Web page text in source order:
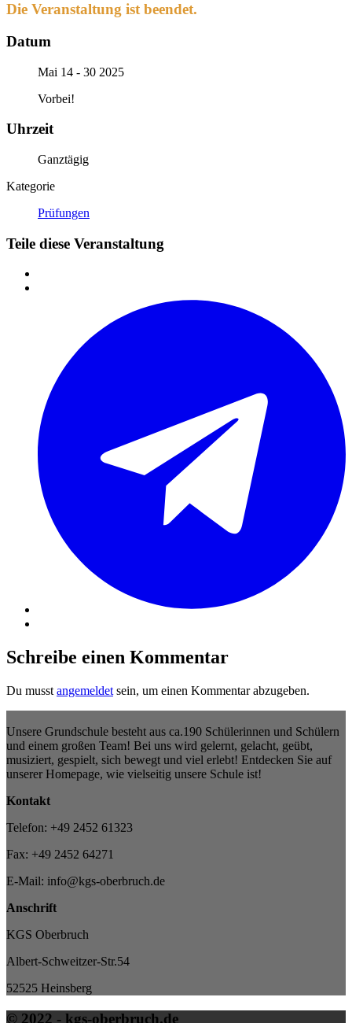
Die Veranstaltung ist beendet.
Datum
Mai 14 - 30 2025
Vorbei!
Uhrzeit
Ganztägig
Kategorie
Prüfungen
Teile diese Veranstaltung
Schreibe einen Kommentar
Du musst angemeldet sein, um einen Kommentar abzugeben.
Unsere Grundschule besteht aus ca.190 Schülerinnen und Schülern
und einem großen Team! Bei uns wird gelernt, gelacht, geübt,
musiziert, gespielt, sich bewegt und viel erlebt! Entdecken Sie auf
unserer Homepage, wie vielseitig unsere Schule ist!
Kontakt
Telefon: +49 2452 61323
Fax: +49 2452 64271
E-Mail: info@kgs-oberbruch.de
Anschrift
KGS Oberbruch
Albert-Schweitzer-Str.54
52525 Heinsberg
© 2022 - kgs-oberbruch.de